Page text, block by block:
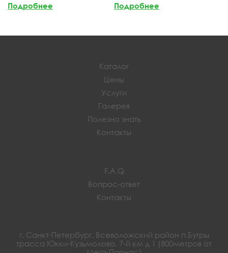
Подробнее
Подробнее
Каталог
Цены
Услуги
Галерея
Полезно знать
Контакты
F.A.Q
Вопрос-ответ
Контакты
г. Санкт-Петербург, Всеволожский район п.Бугры
трасса Юкки-Кузьмолово, 7-й км д 1 (800метров от